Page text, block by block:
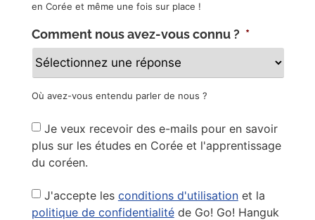
en Corée et même une fois sur place !
Comment nous avez-vous connu ? *
Où avez-vous entendu parler de nous ?
Newsletter
Je veux recevoir des e-mails pour en savoir
plus sur les études en Corée et l'apprentissage
du coréen.
Privacy
Policy
*
J'accepte les conditions d'utilisationet la
politique de confidentialitéde Go! Go! Hanguk